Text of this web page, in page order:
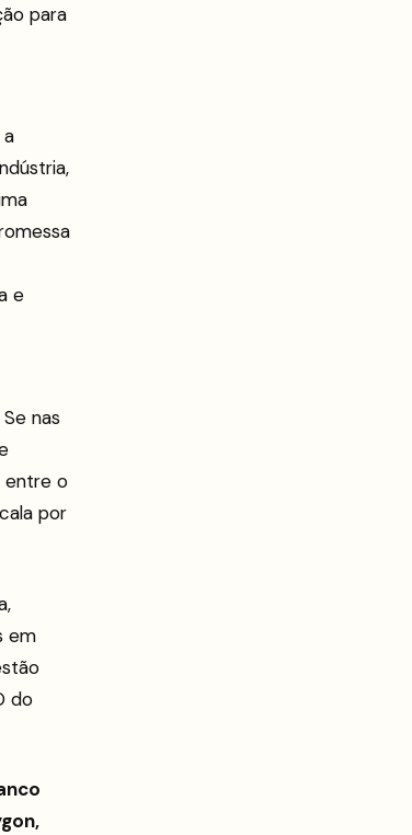
para
e
nas
entre o
por
em
do